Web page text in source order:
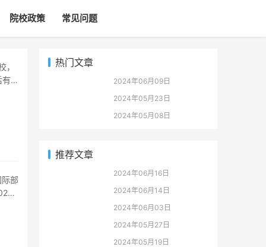
院校政策 常见问题
有
热门文章
2024年06月09日
2024年05月23日
2024年05月08日
推荐文章
2024年06月16日
2024年06月14日
2024年06月03日
2024年05月27日
2024年05月19日